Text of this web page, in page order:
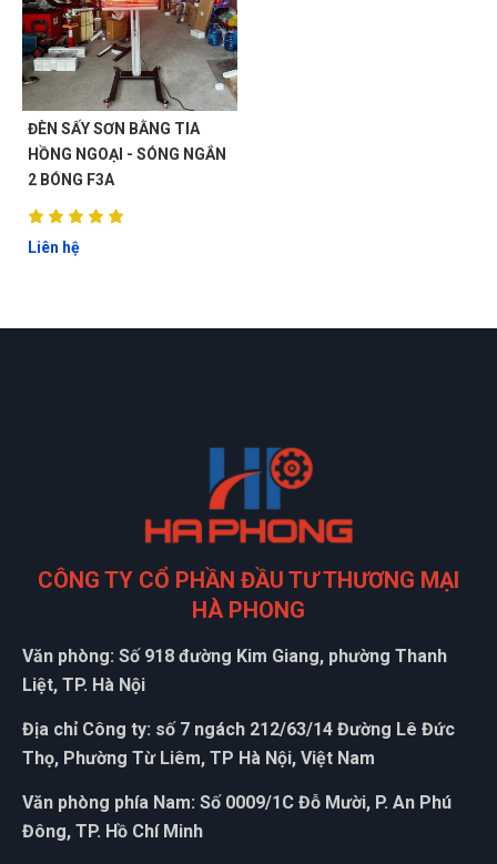
ĐÈN SẤY SƠN BẰNG TIA
HỒNG NGOẠI - SÓNG NGẮN
2 BÓNG F3A
Liên hệ
CÔNG TY CỔ PHẦN ĐẦU TƯ THƯƠNG MẠI
HÀ PHONG
Văn phòng: Số 918 đường Kim Giang, phường Thanh
Liệt, TP. Hà Nội
Địa chỉ Công ty: số 7 ngách 212/63/14 Đường Lê Đức
Thọ, Phường Từ Liêm, TP Hà Nội, Việt Nam
Văn phòng phía Nam: Số 0009/1C Đỗ Mười, P. An Phú
Đông, TP. Hồ Chí Minh
LỊCH